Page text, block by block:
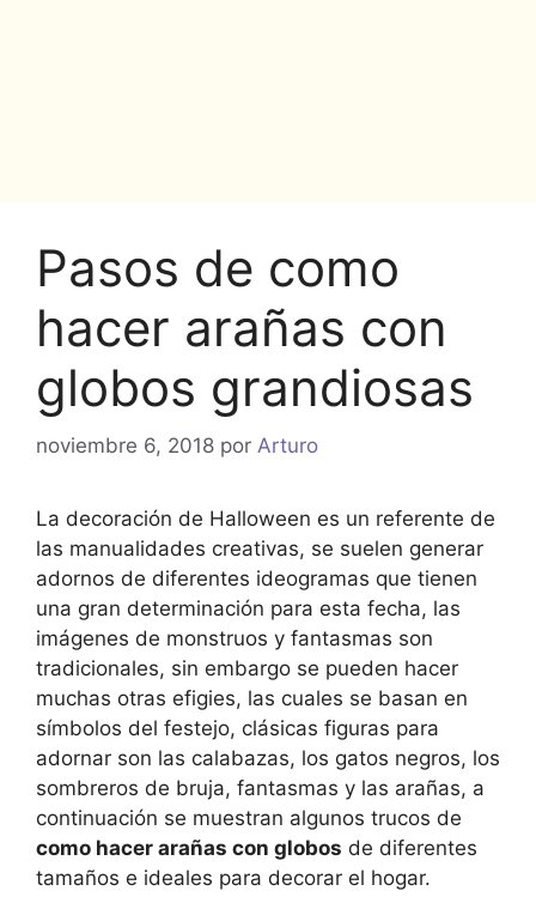
Pasos de como
hacer arañas con
globos grandiosas
noviembre 6, 2018 por Arturo
La decoración de Halloween es un referente de
las manualidades creativas, se suelen generar
adornos de diferentes ideogramas que tienen
una gran determinación para esta fecha, las
imágenes de monstruos y fantasmas son
tradicionales, sin embargo se pueden hacer
muchas otras efigies, las cuales se basan en
símbolos del festejo, clásicas figuras para
adornar son las calabazas, los gatos negros, los
sombreros de bruja, fantasmas y las arañas, a
continuación se muestran algunos trucos de
como hacer arañas con globos de diferentes
tamaños e ideales para decorar el hogar.